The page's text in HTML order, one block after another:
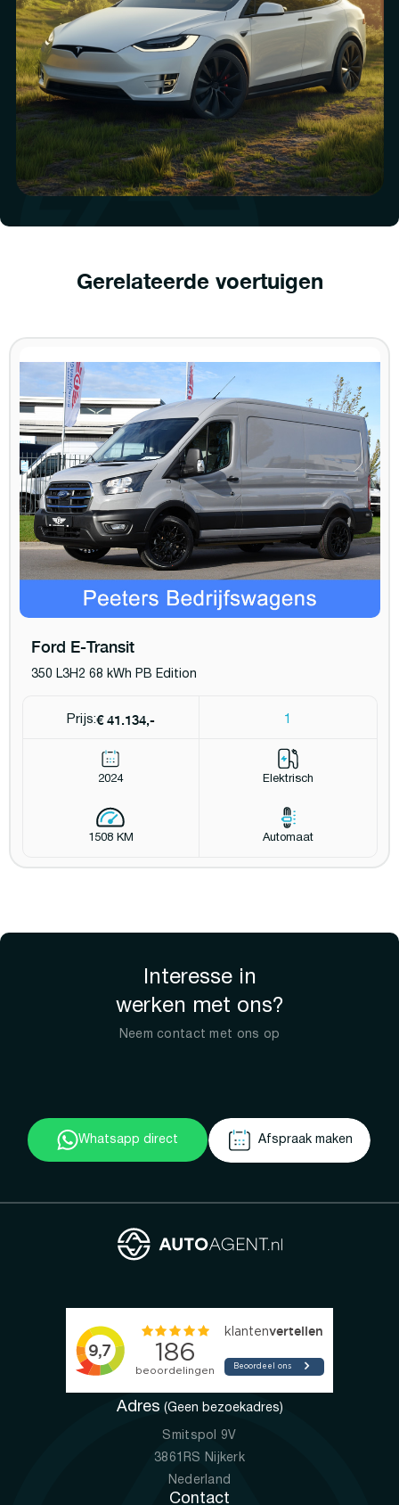
Gerelateerde voertuigen
Ford E-Transit
350 L3H2 68 kWh PB Edition
Prijs:€ 41.134,- 1
2024 Elektrisch
1508 KM Automaat
Interesse in
werken met ons?
Neem contact met ons op
Whatsapp direct Afspraak maken
Adres (Geen bezoekadres)
Smitspol 9V
3861RS Nijkerk
Nederland
Contact